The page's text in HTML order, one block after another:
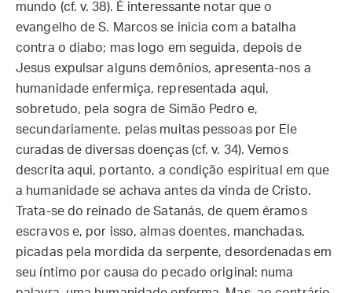
mundo (cf. v. 38). É interessante notar que o
evangelho de S. Marcos se inicia com a batalha
contra o diabo; mas logo em seguida, depois de
Jesus expulsar alguns demônios, apresenta-nos a
humanidade enfermiça, representada aqui,
sobretudo, pela sogra de Simão Pedro e,
secundariamente, pelas muitas pessoas por Ele
curadas de diversas doenças (cf. v. 34). Vemos
descrita aqui, portanto, a condição espiritual em que
a humanidade se achava antes da vinda de Cristo.
Trata-se do reinado de Satanás, de quem éramos
escravos e, por isso, almas doentes, manchadas,
picadas pela mordida da serpente, desordenadas em
seu íntimo por causa do pecado original: numa